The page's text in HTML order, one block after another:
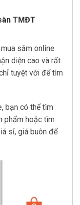
TMĐT
sắm online
diện cao và rất
tuyệt vời để tìm
bạn có thể tìm
phẩm hoặc tìm
sỉ, giá buôn để